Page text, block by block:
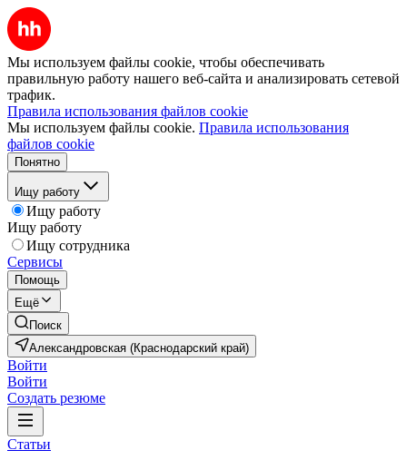
Мы используем файлы cookie, чтобы обеспечивать
правильную работу нашего веб-сайта и анализировать сетевой
трафик.
Правила использования файлов cookie
Мы используем файлы cookie. Правила использования
файлов cookie
Понятно
Ищу работу
Ищу работу
Ищу работу
Ищу сотрудника
Сервисы
Помощь
Ещё
Поиск
Александровская (Краснодарский край)
Войти
Войти
Создать резюме
Статьи